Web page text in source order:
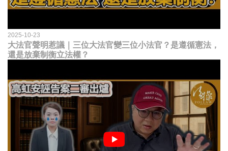
2025-10-23
大法官聲明惹議｜三位大法官變三位小法官？是遵循憲法，
還是放棄制衡立法權？